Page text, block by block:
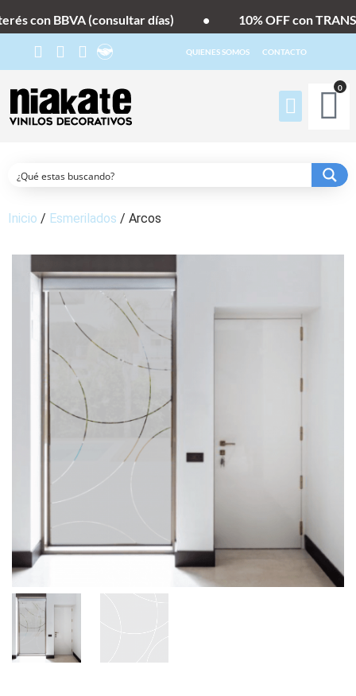
con BBVA (consultar días) 10% OFF con
QUIENES SOMOS CONTACTO
0
Inicio / Esmerilados / Arcos